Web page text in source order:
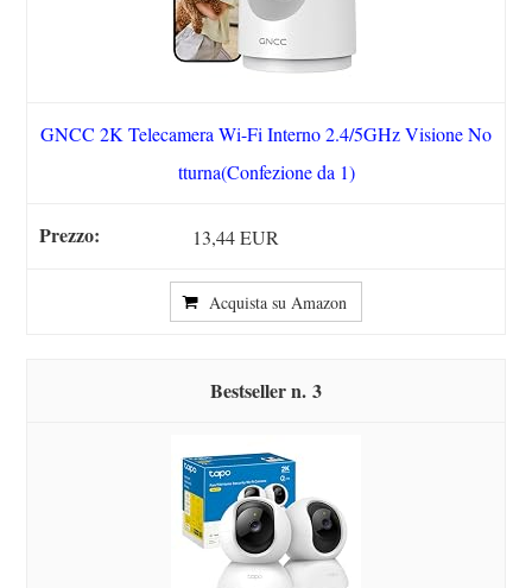
GNCC 2K Telecamera Wi-Fi Interno 2.4/5GHz Visione No
tturna(Confezione da 1)
13,44 EUR
Acquista su Amazon
3